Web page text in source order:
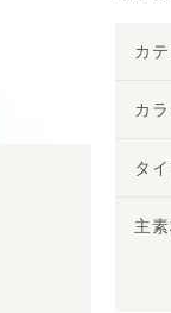
カ
カ
タ
主